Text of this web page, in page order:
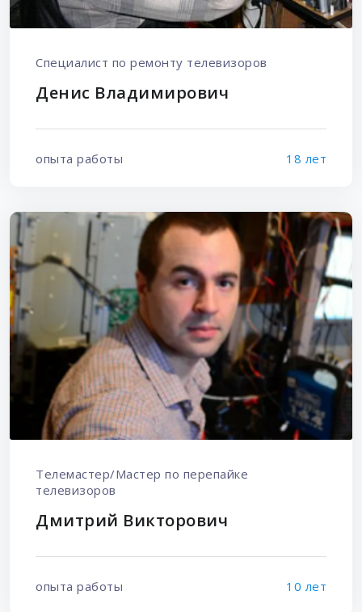
Специалист по ремонту телевизоров
Денис Владимирович
опыта работы 18 лет
Телемастер/Мастер по перепайке
телевизоров
Дмитрий Викторович
опыта работы 10 лет